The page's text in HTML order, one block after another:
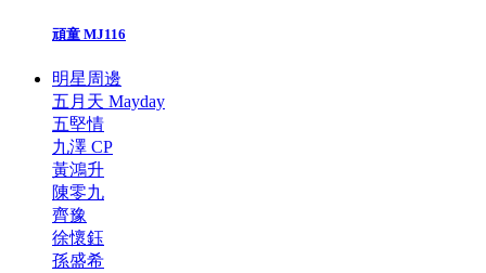
頑童 MJ116
明星周邊
五月天 Mayday
五堅情
九澤 CP
黃鴻升
陳零九
齊豫
徐懷鈺
孫盛希